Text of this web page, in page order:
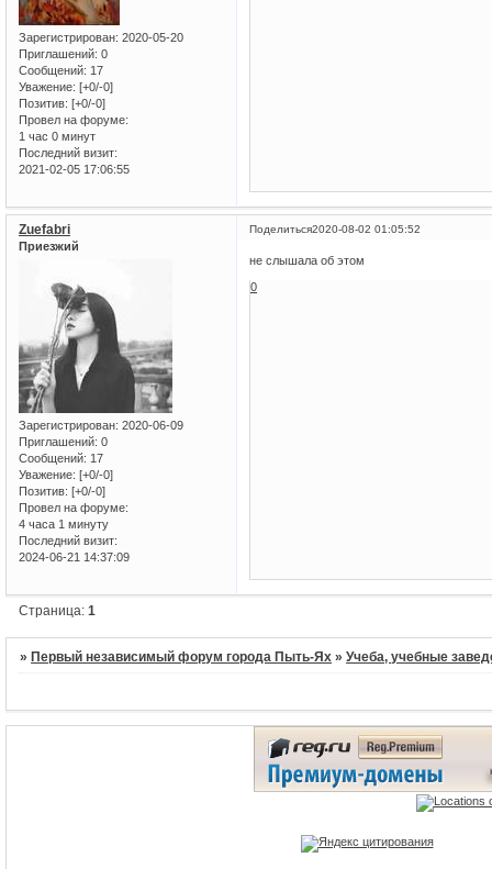
Зарегистрирован: 2020-05-20
Приглашений: 0
Сообщений: 17
Уважение: [+0/-0]
Позитив: [+0/-0]
Провел на форуме:
1 час 0 минут
Последний визит:
2021-02-05 17:06:55
Поделиться2020-08-02 01:05:52
Zuefabri
Приезжий
Зарегистрирован: 2020-06-09
Приглашений: 0
Сообщений: 17
Уважение: [+0/-0]
Позитив: [+0/-0]
Провел на форуме:
4 часа 1 минуту
Последний визит:
2024-06-21 14:37:09
не слышала об этом
0
Страница:1
»Первый независимый форум города Пыть-Ях »Учеба, учебные